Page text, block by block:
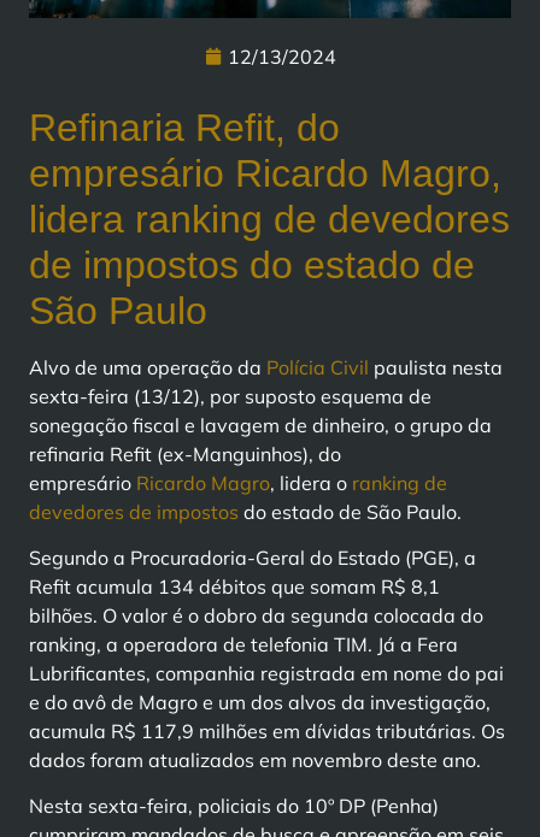
12/13/2024
Refinaria Refit, do
empresário Ricardo Magro,
lidera ranking de devedores
de impostos do estado de
São Paulo
Alvo de uma operação da Polícia Civil paulista nesta
sexta-feira (13/12), por suposto esquema de
sonegação fiscal e lavagem de dinheiro, o grupo da
refinaria Refit (ex-Manguinhos), do
empresário Ricardo Magro, lidera o ranking de
devedores de impostos do estado de São Paulo.
Segundo a Procuradoria-Geral do Estado (PGE), a
Refit acumula 134 débitos que somam R$ 8,1
bilhões. O valor é o dobro da segunda colocada do
ranking, a operadora de telefonia TIM. Já a Fera
Lubrificantes, companhia registrada em nome do pai
e do avô de Magro e um dos alvos da investigação,
acumula R$ 117,9 milhões em dívidas tributárias. Os
dados foram atualizados em novembro deste ano.
Nesta sexta-feira, policiais do 10º DP (Penha)